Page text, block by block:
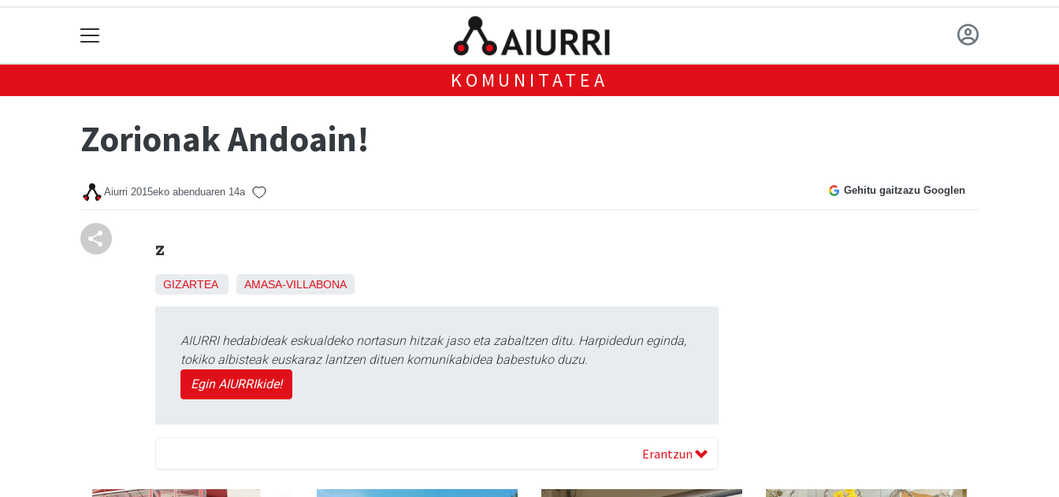
KOMUNITATEA
Zorionak Andoain!
Aiurri 2015eko abenduaren 14a Gehitu gaitzazu Googlen
z
GIZARTEA AMASA-VILLABONA
AIURRI hedabideak eskualdeko nortasun hitzak jaso eta zabaltzen ditu. Harpidedun eginda,
tokiko albisteak euskaraz lantzen dituen komunikabidea babestuko duzu.
Egin AIURRIkide!
Erantzun